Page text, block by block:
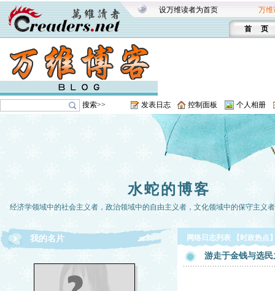
设万维读者为首页 万维
首 页
搜索>> 发表日志 控制面板 个人相册
水蛇的博客
经济学领域中的社会主义者，政治领域中的自由主义者，文化领域中的保守主义
我的名片 网络日志列表 【时政热点
游走于金钱与选